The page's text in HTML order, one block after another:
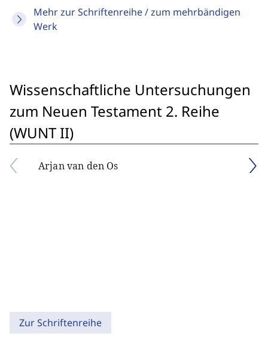
Mehr zur Schriftenreihe / zum mehrbändigen
Werk
Wissenschaftliche Untersuchungen
zum Neuen Testament 2. Reihe
(WUNT II)
Arjan van den Os
Zur Schriftenreihe